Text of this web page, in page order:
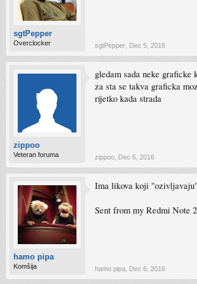
sgtPepper
Overclocker sgtPepper Dec 5, 2016
zippoo
Veteran foruma
gledam sada neke
za sta se takva graficka
rijetko kada strada
zippoo Dec 6, 2016
hamo pipa
Komšija
Ima likova koji
Sent from my Redmi Note
hamo pipa Dec 6, 2016